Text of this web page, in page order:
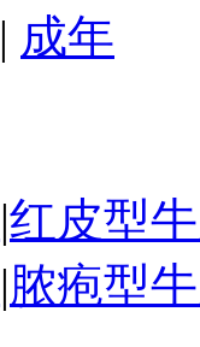
| 成年
|红皮型
|脓疱型